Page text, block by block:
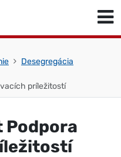
Desegregácia
príležitostí
Podpora